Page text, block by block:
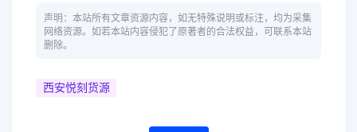
声明：本站所有文章资源内容，如无特殊说明或标注，均为采集
网络资源。如若本站内容侵犯了原著者的合法权益，可联系本站
删除。
西安悦刻货源